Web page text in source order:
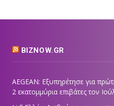
BIZNOW.GR
AEGEAN: Εξυπηρέτησε για
2 εκατομμύρια επιβάτες τον